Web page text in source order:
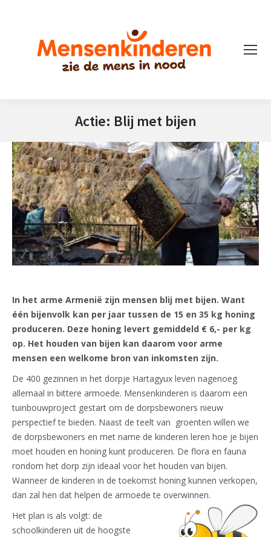
Actie: Blij met bijen
In het arme Armenië zijn mensen blij met bijen. Want
één bijenvolk kan per jaar tussen de 15 en 35 kg honing
produceren. Deze honing levert gemiddeld € 6,- per kg
op. Het houden van bijen kan daarom voor arme
mensen een welkome bron van inkomsten zijn.
De 400 gezinnen in het dorpje Hartagyux leven nagenoeg
allemaal in bittere armoede. Mensenkinderen is daarom een
tuinbouwproject gestart om de dorpsbewoners nieuw
perspectief te bieden. Naast de teelt van groenten willen we
de dorpsbewoners en met name de kinderen leren hoe je bijen
moet houden en honing kunt produceren. De flora en fauna
rondom het dorp zijn ideaal voor het houden van bijen.
Wanneer de kinderen in de toekomst honing kunnen verkopen,
dan zal hen dat helpen de armoede te overwinnen.
Het plan is als volgt: de
schoolkinderen uit de hoogste